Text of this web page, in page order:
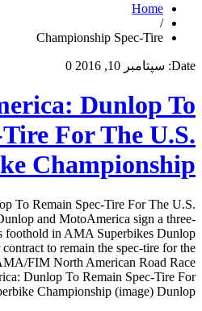
Home
/
Championship Spec-Tire
Date: سپتامبر 10, 2016 0
Dunlop To
For The U.S.
Championship
To Remain Spec-Tire For The U.S.
and MotoAmerica sign a three-
foothold in AMA Superbikes Dunlop
contract to remain the spec-tire for the
FIM North American Road Race
Dunlop To Remain Spec-Tire For
Championship (image) Dunlop […]